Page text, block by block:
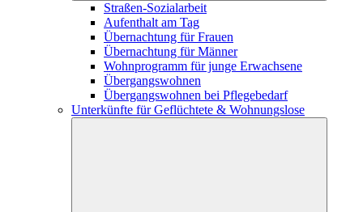
Straßen-Sozialarbeit
Aufenthalt am Tag
Übernachtung für Frauen
Übernachtung für Männer
Wohnprogramm für junge Erwachsene
Übergangswohnen
Übergangswohnen bei Pflegebedarf
Unterkünfte für Geflüchtete & Wohnungslose